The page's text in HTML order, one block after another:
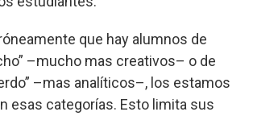
que hay alumnos de
–mucho mas creativos– o de
–mas analíticos–, los estamos
esas categorías. Esto limita sus